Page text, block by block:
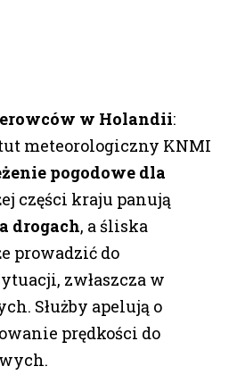
w Holandii:
meteorologiczny KNMI
pogodowe dla
części kraju panują
drogach, a śliska
prowadzić do
zwłaszcza w
Służby apelują o
prędkości do